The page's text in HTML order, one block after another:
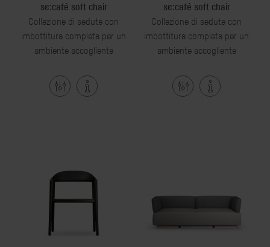
se:café soft chair
Collezione di sedute con
imbottitura completa per un
ambiente accogliente
se:café soft chair
Collezione di sedute con
imbottitura completa per un
ambiente accogliente